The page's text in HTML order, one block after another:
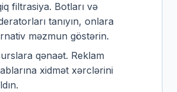
filtrasiya. Botları və
tanıyın, onlara
məzmun göstərin.
qənaət. Reklam
xidmət xərclərini